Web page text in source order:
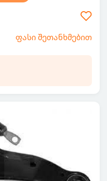
ფასი შეთანხმებით